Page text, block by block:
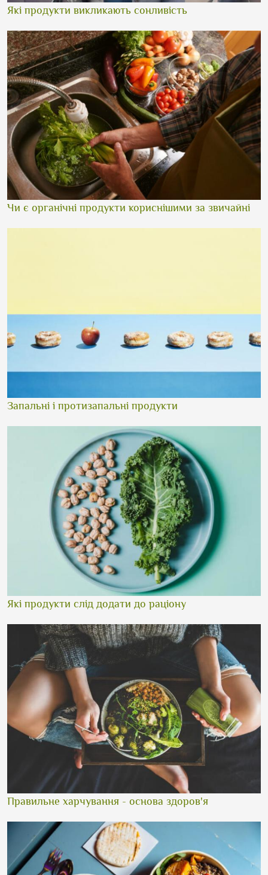
Які продукти викликають сонливість
Чи є органічні продукти кориснішими за звичайні
Запальні і протизапальні продукти
Які продукти слід додати до раціону
Правильне харчування - основа здоров'я